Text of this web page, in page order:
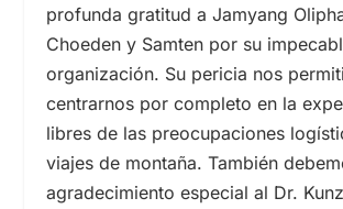
profunda gratitud a Jamyang
Choeden y Samten por su
organización. Su pericia nos
centrarnos por completo en la
libres de las preocupaciones
viajes de montaña. También
agradecimiento especial al Dr.